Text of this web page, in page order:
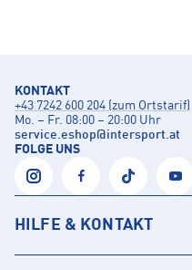
KONTAKT
+43 7242 600 204 (zum Ortstarif)
Mo. – Fr. 08:00 – 20:00 Uhr
service.eshop@intersport.at
FOLGE UNS
HILFE & KONTAKT